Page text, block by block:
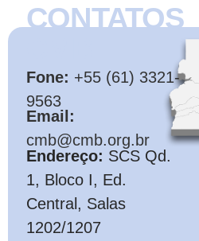
CONTATOS
Fone: +55 (61) 3321-
9563
Email:
cmb@cmb.org.br
Endereço: SCS Qd.
1, Bloco I, Ed.
Central, Salas
1202/1207